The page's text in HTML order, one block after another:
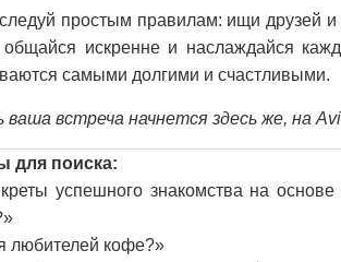
простым правилам: ищи друзей
искренне и наслаждайся
самыми долгими и счастливыми.
ваша встреча начнется здесь же, на
для поиска:
успешного знакомства на
любителей кофе?»